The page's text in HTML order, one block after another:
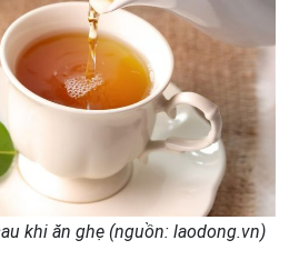
khi ăn ghẹ (nguồn: laodong.vn)